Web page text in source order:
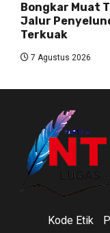
Bongkar Muat
Jalur
Terkuak
7 Agustus 2026
Kode Etik